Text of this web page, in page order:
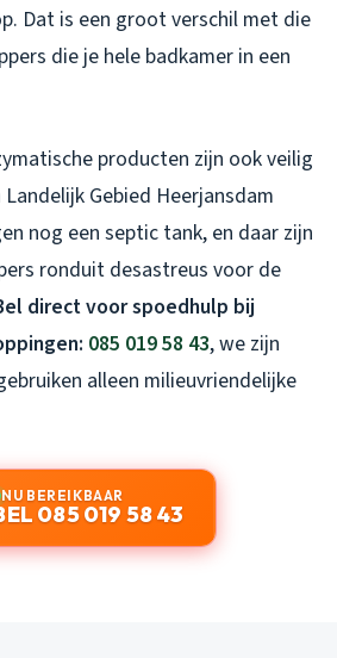
Dat is een groot verschil met die
die je hele badkamer in een
producten zijn ook veilig
Gebied Heerjansdam
nog een septic tank, en daar zijn
ronduit desastreus voor de
direct voor spoedhulp bij
085 019 58 43, we zijn
alleen milieuvriendelijke
NU BEREIKBAAR
085 019 58 43